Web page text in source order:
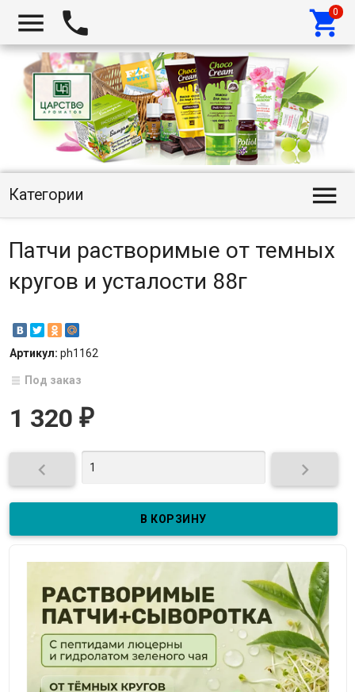
  
Категории 
Патчи растворимые от темных
кругов и усталости 88г
Артикул: ph1162
Под заказ
1 320 ₽
 